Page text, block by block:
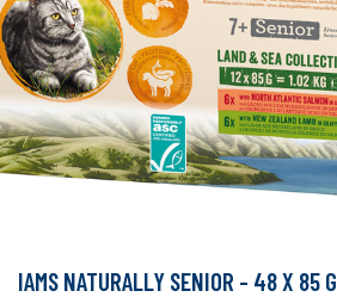
IAMS NATURALLY SENIOR - 48 X 85